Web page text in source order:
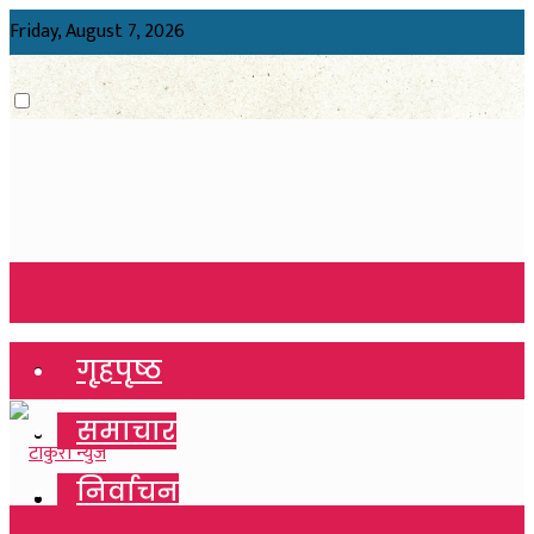
Friday, August 7, 2026
गृहपृष्ठ
समाचार
निर्वाचन
गृहपृष्ठ
समाचार
निर्वाचन